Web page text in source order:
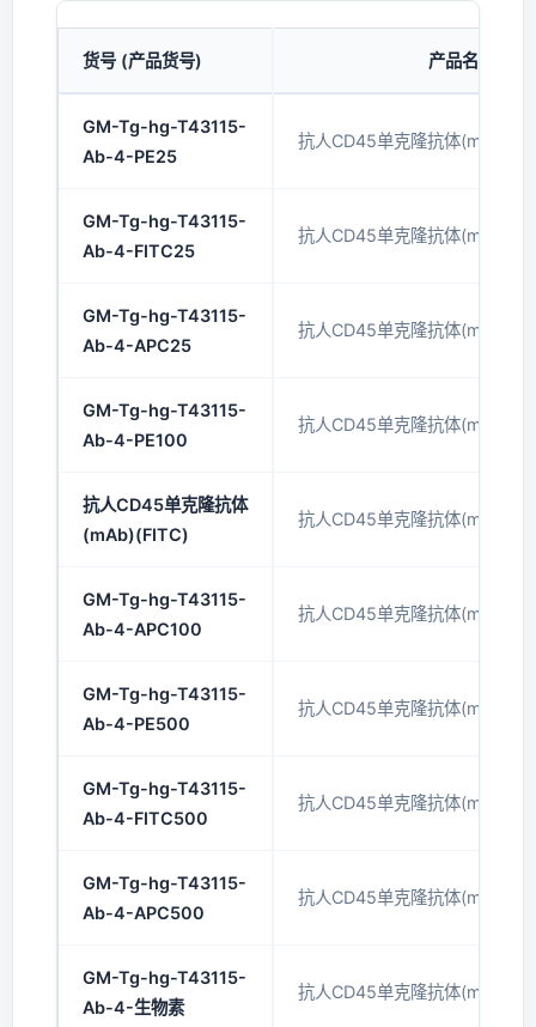
货号 (产品货号) 产品名称
GM-Tg-hg-T43115-
Ab-4-PE25
抗人CD45单克隆抗体
GM-Tg-hg-T43115-
Ab-4-FITC25
抗人CD45单克隆抗体
GM-Tg-hg-T43115-
Ab-4-APC25
抗人CD45单克隆抗体
GM-Tg-hg-T43115-
Ab-4-PE100
抗人CD45单克隆抗体
抗人CD45单克隆抗体
(mAb)(FITC)
抗人CD45单克隆抗体
GM-Tg-hg-T43115-
Ab-4-APC100
抗人CD45单克隆抗体
GM-Tg-hg-T43115-
Ab-4-PE500
抗人CD45单克隆抗体
GM-Tg-hg-T43115-
Ab-4-FITC500
抗人CD45单克隆抗体
GM-Tg-hg-T43115-
Ab-4-APC500
抗人CD45单克隆抗体
GM-Tg-hg-T43115-
Ab-4-生物素
抗人CD45单克隆抗体(mAb)(